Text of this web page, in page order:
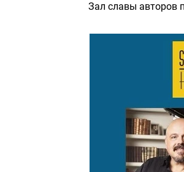
Зал славы авторов